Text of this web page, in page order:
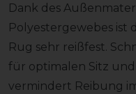
Dank des
Polyestergewebes ist
Rug sehr reißfest.
für optimalen Sitz
vermindert Reibung